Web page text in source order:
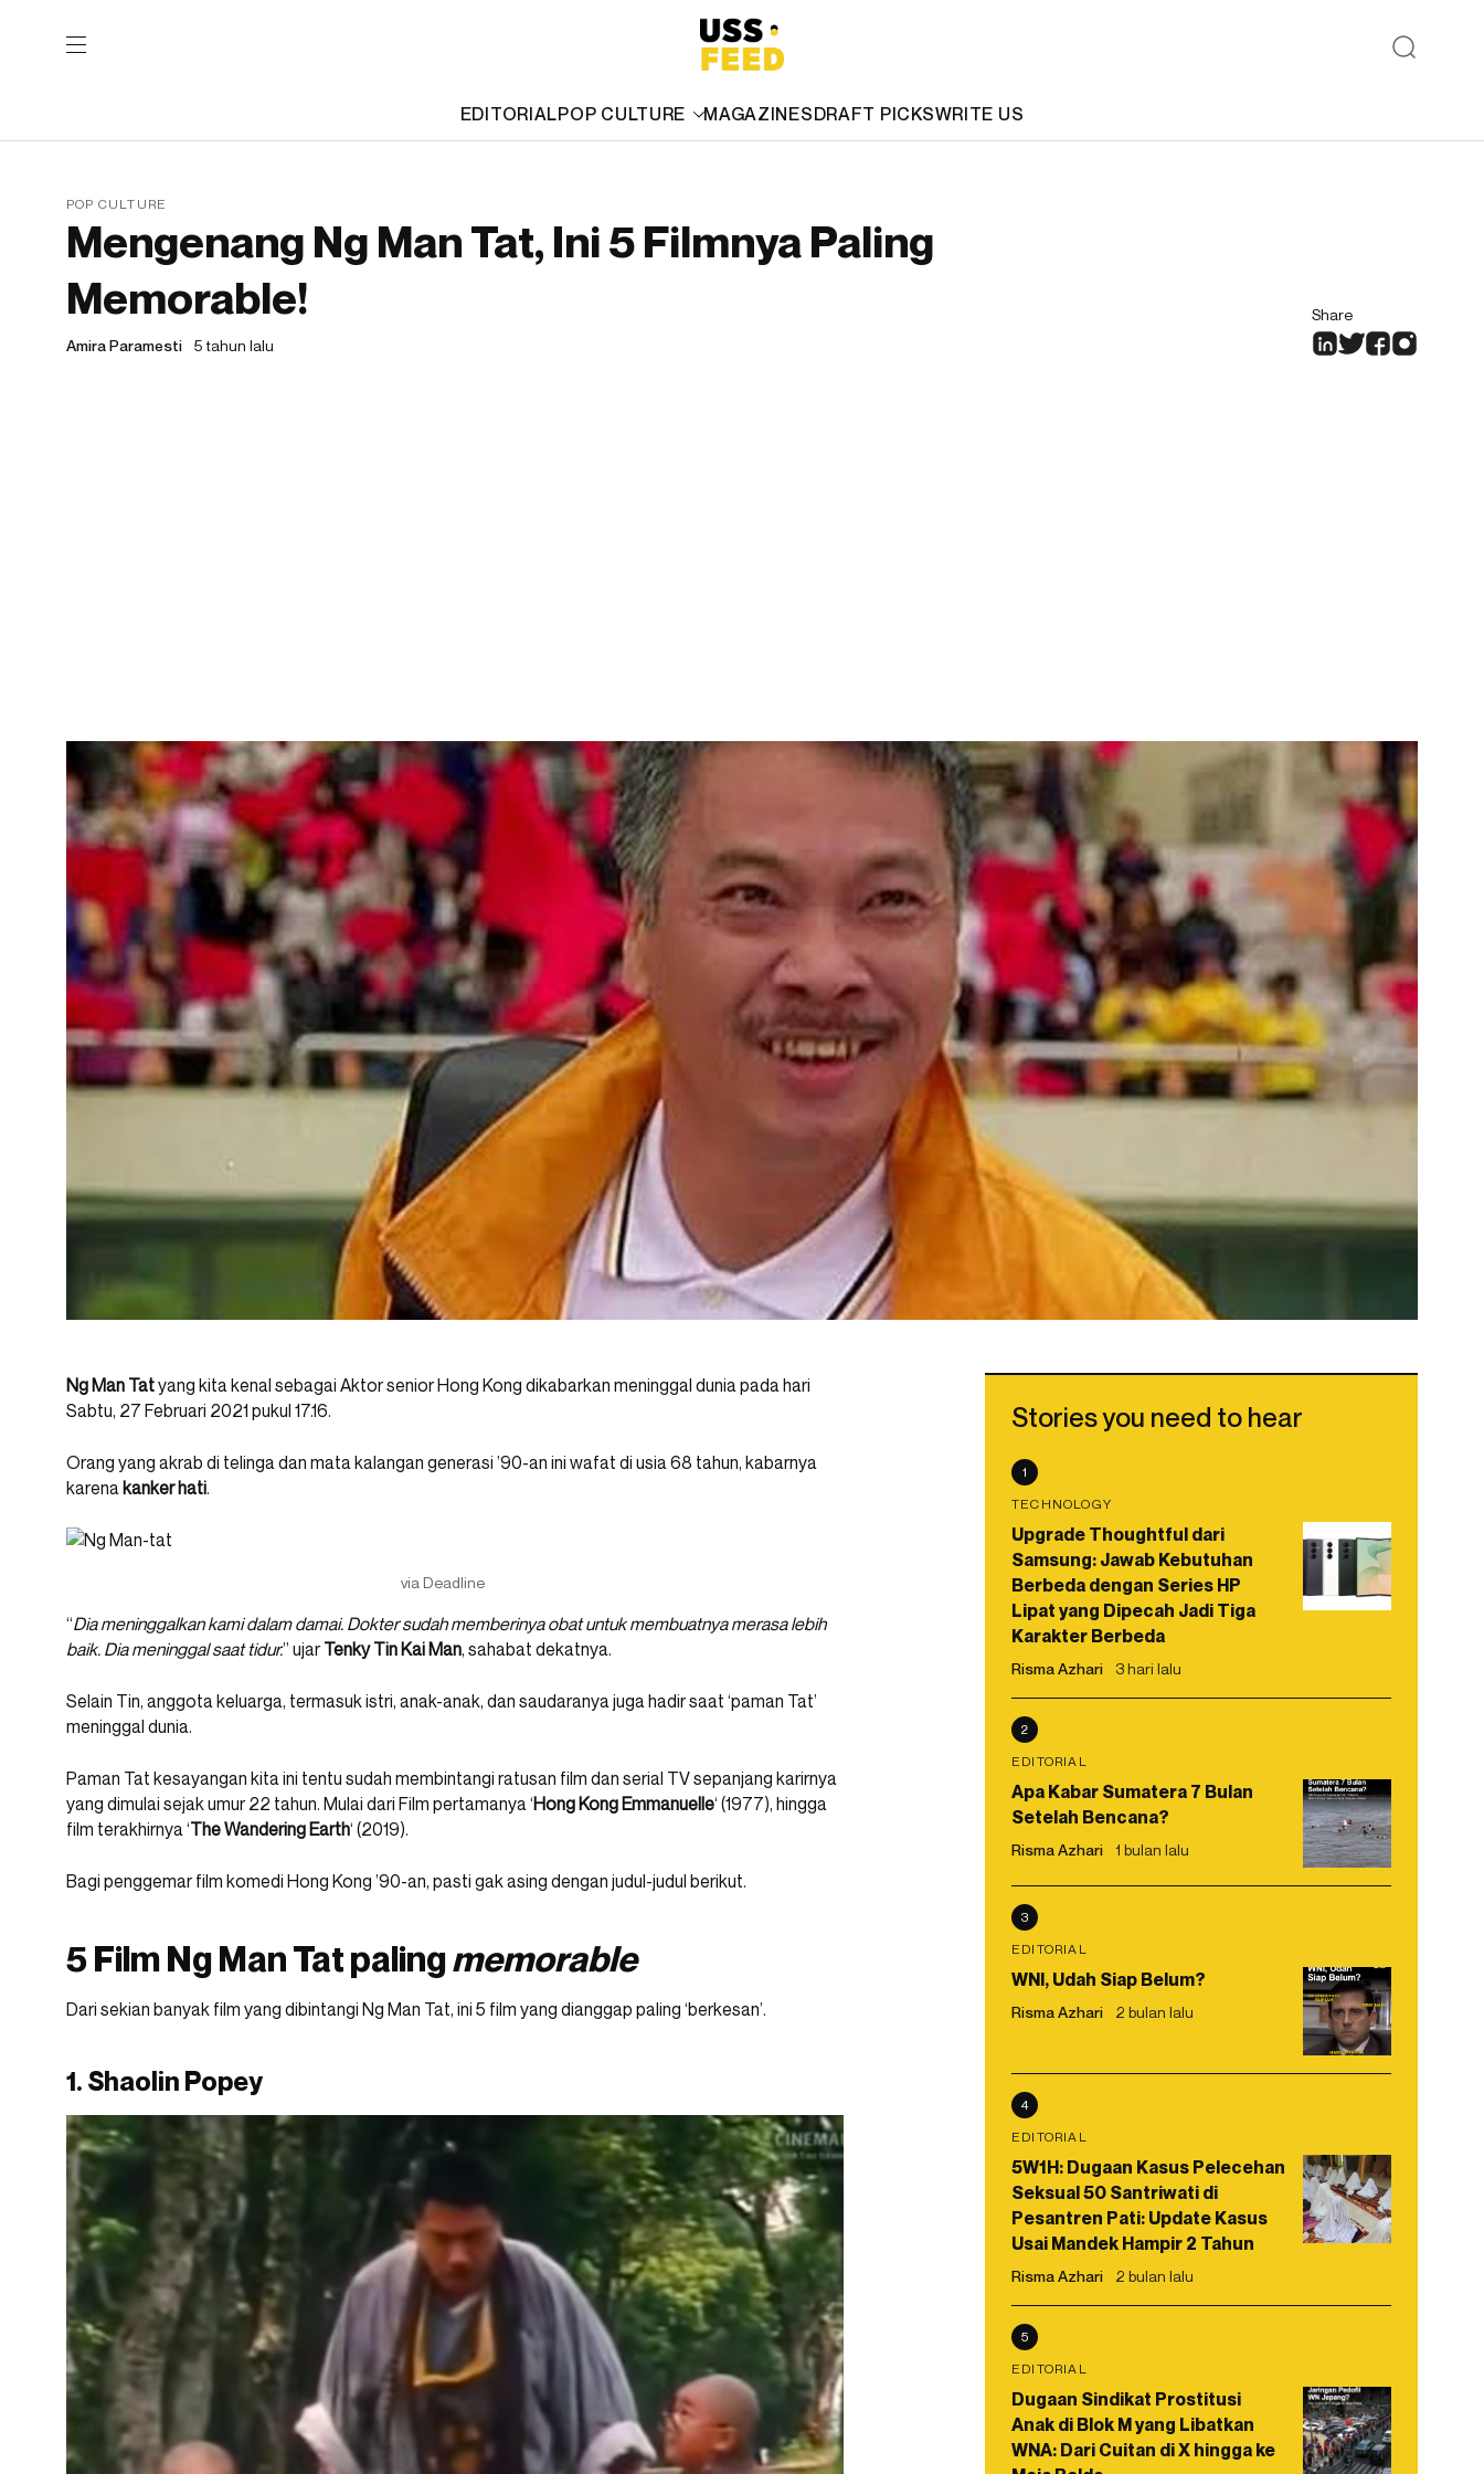
EDITORIALPOP CULTURE MAGAZINESDRAFT PICKSWRITE US
POP CULTURE
Mengenang Ng Man Tat, Ini 5 Filmnya Paling
Memorable!
Amira Paramesti 5 tahun lalu
Share
Ng Man Tatyang kita kenal sebagai Aktor senior Hong Kong dikabarkan meninggal dunia pada hari
Sabtu, 27 Februari 2021 pukul 17.16.
Orang yang akrab di telinga dan mata kalangan generasi ’90-an ini wafat di usia 68 tahun, kabarnya
karena kanker hati.
via Deadline
“Dia meninggalkan kami dalam damai. Dokter sudah memberinya obat untuk membuatnya merasa lebih
baik. Dia meninggal saat tidur.” ujar Tenky Tin Kai Man, sahabat dekatnya.
Selain Tin, anggota keluarga, termasuk istri, anak-anak, dan saudaranya juga hadir saat ‘paman Tat’
meninggal dunia.
Paman Tat kesayangan kita ini tentu sudah membintangi ratusan film dan serial TV sepanjang karirnya
yang dimulai sejak umur 22 tahun. Mulai dari Film pertamanya ‘Hong Kong Emmanuelle‘ (1977), hingga
film terakhirnya ‘The Wandering Earth‘ (2019).
Bagi penggemar film komedi Hong Kong ’90-an, pasti gak asing dengan judul-judul berikut.
5 Film Ng Man Tat palingmemorable
Dari sekian banyak film yang dibintangi Ng Man Tat, ini 5 film yang dianggap paling ‘berkesan’.
1. Shaolin Popey
Stories you need to hear
1
TECHNOLOGY
Upgrade Thoughtful dari
Samsung: Jawab Kebutuhan
Berbeda dengan Series HP
Lipat yang Dipecah Jadi Tiga
Karakter Berbeda
Risma Azhari 3 hari lalu
2
EDITORIAL
Apa Kabar Sumatera 7 Bulan
Setelah Bencana?
Risma Azhari 1 bulan lalu
3
EDITORIAL
WNI, Udah Siap Belum?
Risma Azhari 2 bulan lalu
4
EDITORIAL
5W1H: Dugaan Kasus Pelecehan
Seksual 50 Santriwati di
Pesantren Pati: Update Kasus
Usai Mandek Hampir 2 Tahun
Risma Azhari 2 bulan lalu
5
EDITORIAL
Dugaan Sindikat Prostitusi
Anak di Blok M yang Libatkan
WNA: Dari Cuitan di X hingga ke